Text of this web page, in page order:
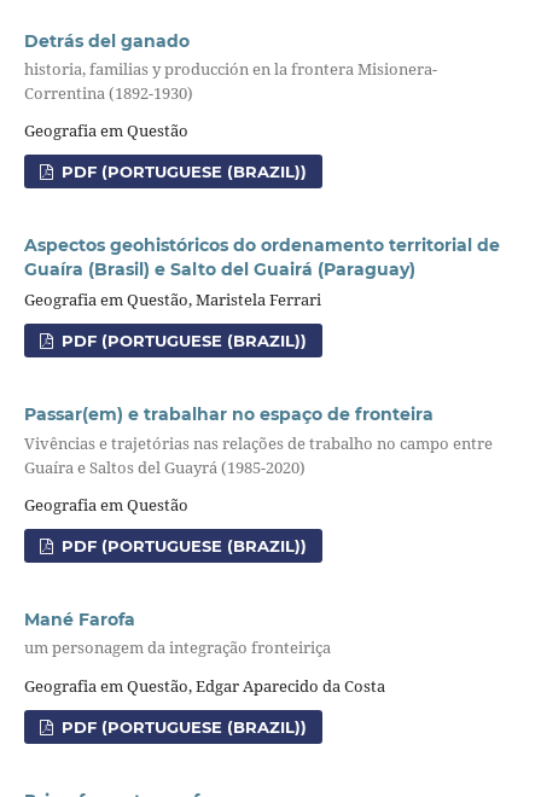
Detrás del ganado
historia, familias y producción en la frontera Misionera-
Correntina (1892-1930)
Geografia em Questão
PDF (PORTUGUESE (BRAZIL))
Aspectos geohistóricos do ordenamento territorial de
Guaíra (Brasil) e Salto del Guairá (Paraguay)
Geografia em Questão, Maristela Ferrari
PDF (PORTUGUESE (BRAZIL))
Passar(em) e trabalhar no espaço de fronteira
Vivências e trajetórias nas relações de trabalho no campo entre
Guaíra e Saltos del Guayrá (1985-2020)
Geografia em Questão
PDF (PORTUGUESE (BRAZIL))
Mané Farofa
um personagem da integração fronteiriça
Geografia em Questão, Edgar Aparecido da Costa
PDF (PORTUGUESE (BRAZIL))